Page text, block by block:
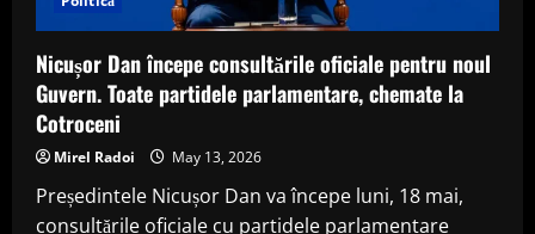
poți
crea
și
apoi
să
pretinzi
reprezinți
soluția”
Nicușor Dan începe consultările oficiale pentru noul
Guvern. Toate partidele parlamentare, chemate la
Cotroceni
Mirel Radoi May 13, 2026
Președintele Nicușor Dan va începe luni, 18 mai,
consultările oficiale cu partidele parlamentare